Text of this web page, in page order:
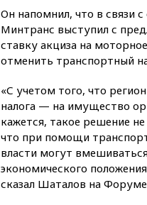
Он напомнил, что в связи
Минтранс выступил с
ставку акциза на
отменить транспортный
«С учетом того, что
налога — на имущество
кажется, такое решение
что при помощи
власти могут
экономического
сказал Шаталов на